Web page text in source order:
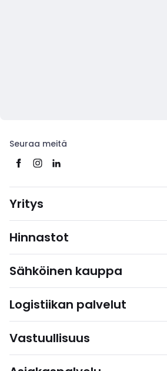
Seuraa meitä
Yritys
Hinnastot
Sähköinen kauppa
Logistiikan palvelut
Vastuullisuus